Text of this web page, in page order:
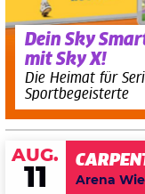
Dein Sky
mit Sky X!
Die Heimat für
Sportbegeisterte
AUG.
11 Arena